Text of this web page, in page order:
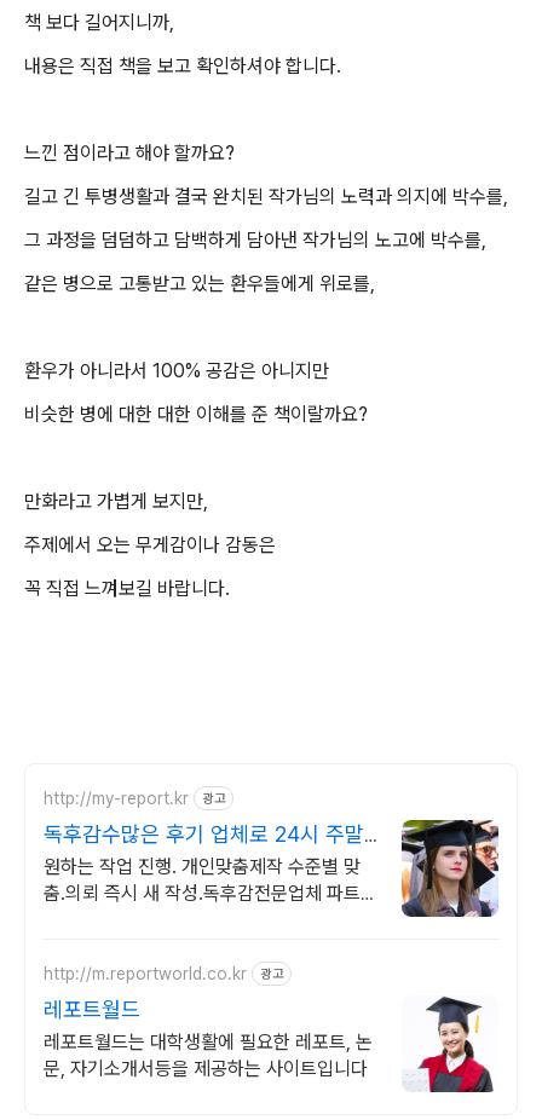
책 보다 길어지니까,
내용은 직접 책을 보고 확인하셔야 합니다.
느낀 점이라고 해야 할까요?
길고 긴 투병생활과 결국 완치된 작가님의 노력과 의지에 박수를,
그 과정을 덤덤하고 담백하게 담아낸 작가님의 노고에 박수를,
같은 병으로 고통받고 있는 환우들에게 위로를,
환우가 아니라서 100% 공감은 아니지만
비슷한 병에 대한 대한 이해를 준 책이랄까요?
만화라고 가볍게 보지만,
주제에서 오는 무게감이나 감동은
꼭 직접 느껴보길 바랍니다.
http://my-report.kr 광고
독후감수많은 후기 업체로 24시 주말
상담 가능 저렴
원하는 작업 진행. 개인맞춤제작 수준별 맞
춤.의뢰 즉시 새 작성.독후감전문업체 파트별
http://m.reportworld.co.kr 광고
레포트월드
레포트월드는 대학생활에 필요한 레포트, 논
문, 자기소개서등을 제공하는 사이트입니다